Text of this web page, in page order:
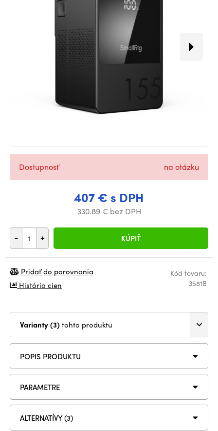
407 € s DPH
330.89 € bez DPH
- + KÚPIŤ
Dostupnosť na otázku
Kód tovaru:
3581B
Pridať do porovnania
História cien
Varianty (3) tohto produktu
POPIS PRODUKTU
PARAMETRE
ALTERNATÍVY (3)